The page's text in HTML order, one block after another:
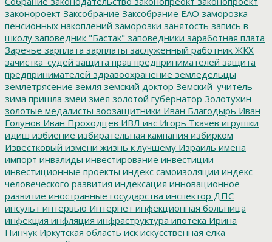
законороект Заксобрание Заксобрание ЕАО заморозка
пенсионных накоплений заморозки занятость запись в
школу заповедник "Бастак" заповедники заработная плата
Заречье зарплата зарплаты заслуженный работник ЖКХ
зачистка_судей защита прав предпринимателей защита
предпринимателей здравоохранение земледельцы
землетрясение земля земский доктор Земский_учитель
зима пришла змеи змея золотой губернатор Золотухин
золотые медалисты зоозащитники Иван Благодырь Иван
Голунов Иван Проходцев ИВЛ ивс Игорь Ткачев игрушки
идиш избиение избирательная кампания избирком
Известковый измени жизнь к лучшему Израиль имена
импорт инвалиды инвестирование инвестиции
инвестиционные проекты индекс самоизоляции индекс
человеческого развития индексация инновационное
развитие иностранные государства инспектор ДПС
инсульт интервью Интернет инфекционная больница
инфекция инфляция инфраструктура ипотека Ирина
Пинчук Иркутская область иск искусственная елка